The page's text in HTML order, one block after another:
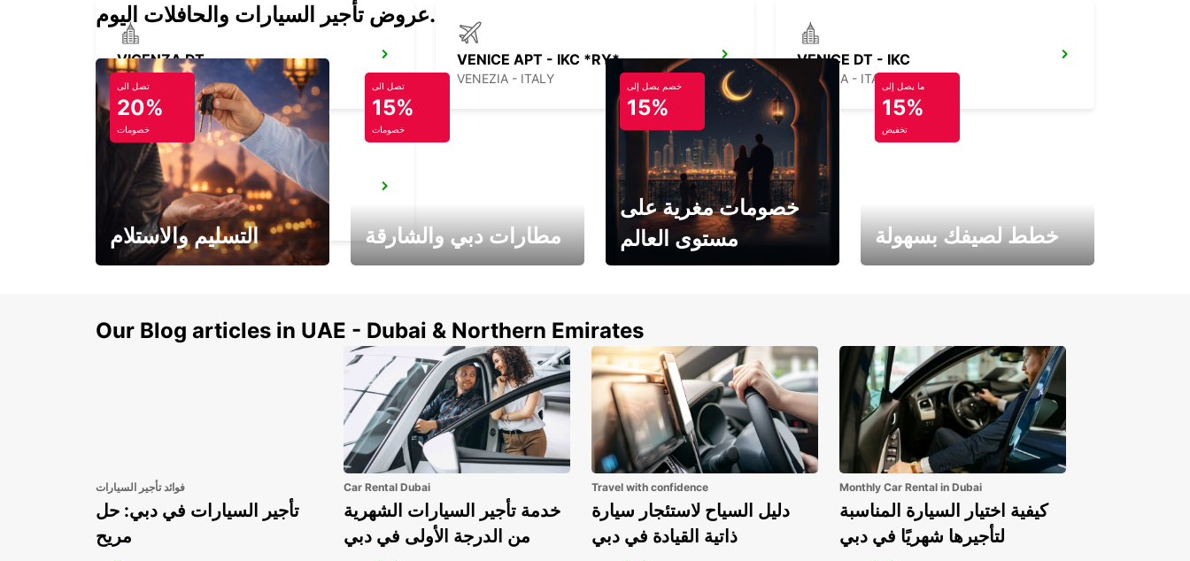
VICENZA DT
VICENZA - ITALY
VENICE APT - IKC *RY*
VENEZIA - ITALY
VENICE DT - IKC
VENEZIA - ITALY
ROVIGO
ROVIGO - ITALY
عروض تأجير السيارات والحافلات اليوم.
تصل الى
20%
خصومات
التسليم والاستلام
تصل الى
15%
خصومات
مطارات دبي والشارقة
خصم يصل إلى
15%
خصومات مغرية على
مستوى العالم
ما يصل إلى
15%
تخفيض
خطط لصيفك بسهولة
Our Blog articles in UAE - Dubai & Northern Emirates
فوائد تأجير السيارات
تأجير السيارات في دبي: حل
مريح
Car Rental Dubai
خدمة تأجير السيارات الشهرية
من الدرجة الأولى في دبي
Travel with confidence
دليل السياح لاستئجار سيارة
ذاتية القيادة في دبي
Monthly Car Rental in Dubai
كيفية اختيار السيارة المناسبة
لتأجيرها شهريًا في دبي